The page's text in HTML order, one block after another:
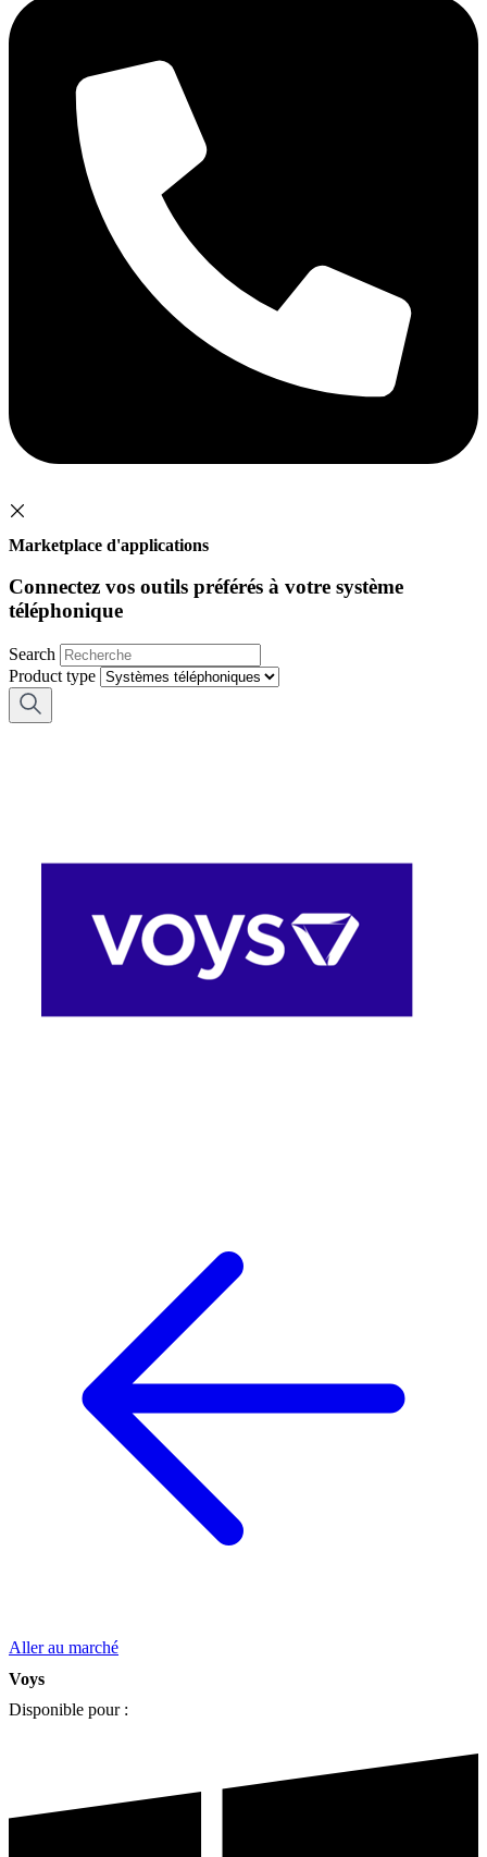
Marketplace d'applications
Connectez vos outils préférés à votre système
téléphonique
Search
Product type
Aller au marché
Voys
Disponible pour :